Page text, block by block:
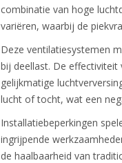
combinatie van hoge
variëren, waarbij de
Deze ventilatiesystemen
bij deellast. De effectiviteit
gelijkmatige
lucht of tocht, wat een
Installatiebeperkingen
ingrijpende
de haalbaarheid van